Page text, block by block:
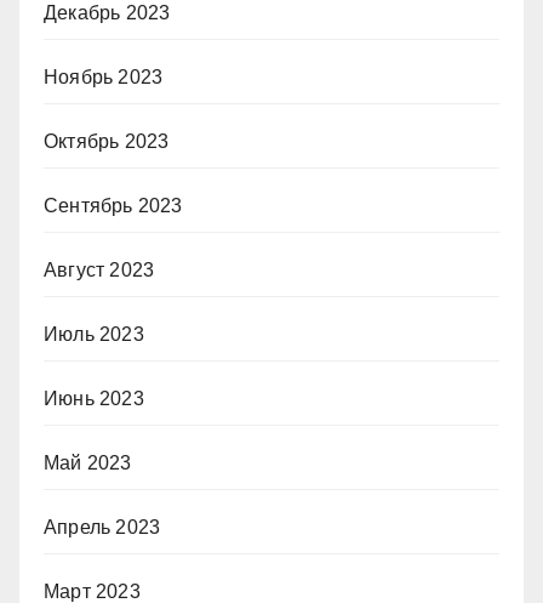
Декабрь 2023
Ноябрь 2023
Октябрь 2023
Сентябрь 2023
Август 2023
Июль 2023
Июнь 2023
Май 2023
Апрель 2023
Март 2023